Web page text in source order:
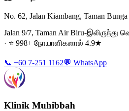
No. 62, Jalan Kiambang, Taman
Jalan 9/7, Taman Air Biru-இலிருந்து
· ⭐ 998+ நோயாளிகளால் 4.9★
📞 +60 7-251 1162💬 WhatsApp
Klinik Muhibbah